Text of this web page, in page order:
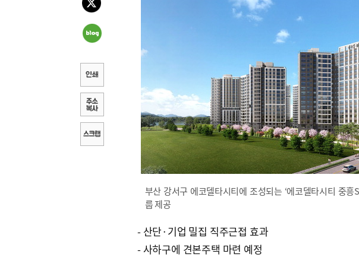
부산 강서구 에코델타시티에 조성되는 ‘에코델타시티 중흥
룹 제공
- 산단·기업 밀집 직주근접 효과
- 사하구에 견본주택 마련 예정